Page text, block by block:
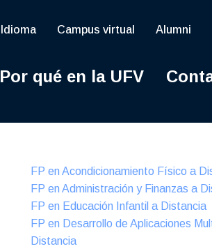
Idioma Campus virtual Alumni
Por qué en la UFV
Online
FP en Acondicionamiento Físico a
FP en Administración y Finanzas a
FP en Educación Infantil a Distancia
FP en Desarrollo de Aplicaciones
Distancia